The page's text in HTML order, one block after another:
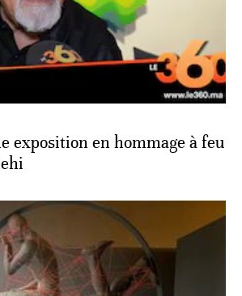
exposition en hommage à feu